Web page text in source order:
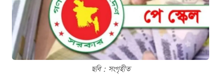
ছবি : সংগৃহীত